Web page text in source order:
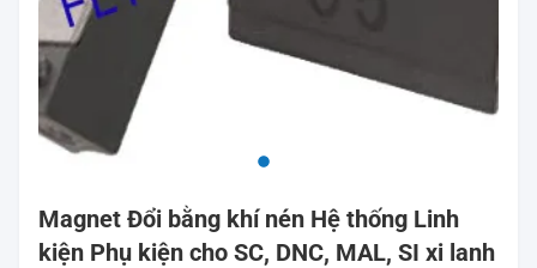
Magnet Đổi bằng khí nén Hệ thống Linh
kiện Phụ kiện cho SC, DNC, MAL, SI xi lanh